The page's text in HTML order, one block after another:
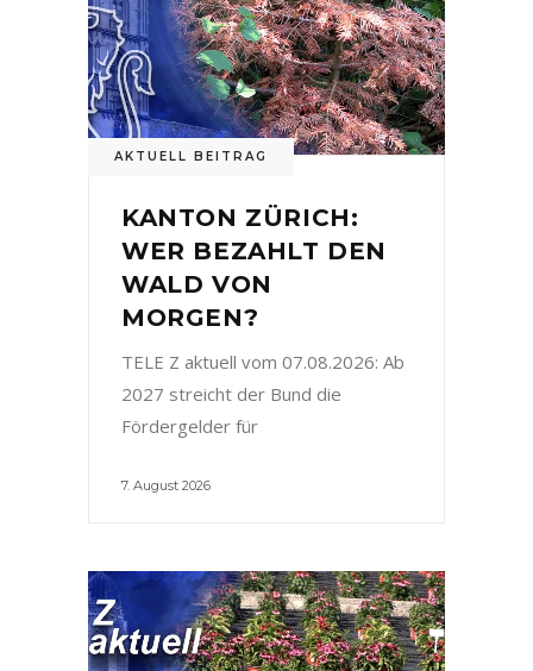
AKTUELL BEITRAG
KANTON ZÜRICH:
WER BEZAHLT DEN
WALD VON
MORGEN?
TELE Z aktuell vom 07.08.2026: Ab
2027 streicht der Bund die
Fördergelder für
7. August 2026